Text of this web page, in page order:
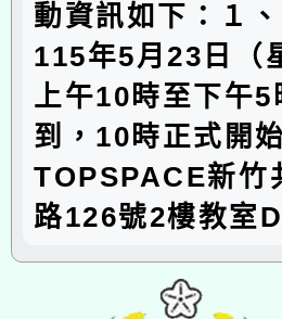
動資訊如下：１
115年5月23日（
上午10時至下午
到，10時正式開
TOPSPACE新竹
路126號2樓教室